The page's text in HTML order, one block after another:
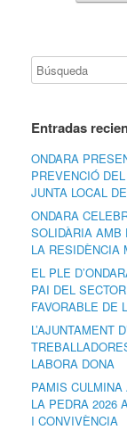
Entradas
ONDARA
PREVENCIÓ
JUNTA LOCAL DE
ONDARA
SOLIDÀRIA AMB
LA RESIDÈNCIA
EL PLE
PAI DEL
FAVORABLE DE
L’AJUNTAMENT
LABORA DONA
PAMIS
LA PEDRA 2026
I CONVIVÈNCIA